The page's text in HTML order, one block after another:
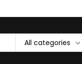
All categories